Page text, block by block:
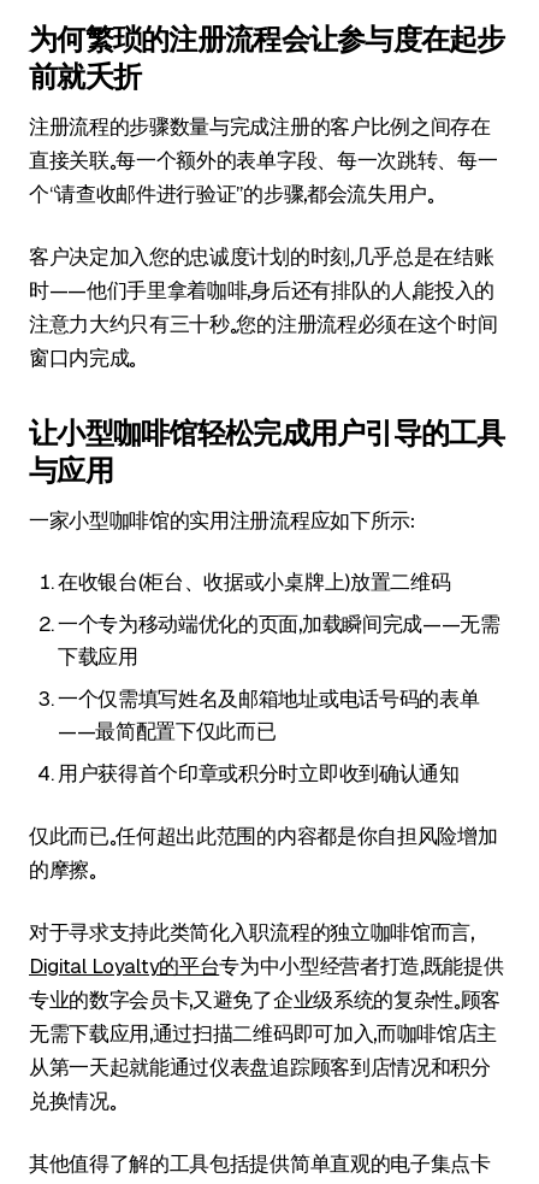
为何繁琐的注册流程会让参与度在起步
前就夭折
注册流程的步骤数量与完成注册的客户比例之间存在
直接关联。每一个额外的表单字段、每一次跳转、每一
个“请查收邮件进行验证”的步骤，都会流失用户。
客户决定加入您的忠诚度计划的时刻，几乎总是在结账
时——他们手里拿着咖啡，身后还有排队的人，能投入的
注意力大约只有三十秒。您的注册流程必须在这个时间
窗口内完成。
让小型咖啡馆轻松完成用户引导的工具
与应用
一家小型咖啡馆的实用注册流程应如下所示：
在收银台（柜台、收据或小桌牌上）放置二维码
一个专为移动端优化的页面，加载瞬间完成——无需
下载应用
一个仅需填写姓名及邮箱地址或电话号码的表单
——最简配置下仅此而已
用户获得首个印章或积分时立即收到确认通知
仅此而已。任何超出此范围的内容都是你自担风险增加
的摩擦。
对于寻求支持此类简化入职流程的独立咖啡馆而言，
Digital Loyalty的平台专为中小型经营者打造，既能提供
专业的数字会员卡，又避免了企业级系统的复杂性。顾客
无需下载应用，通过扫描二维码即可加入，而咖啡馆店主
从第一天起就能通过仪表盘追踪顾客到店情况和积分
兑换情况。
其他值得了解的工具包括提供简单直观的电子集点卡